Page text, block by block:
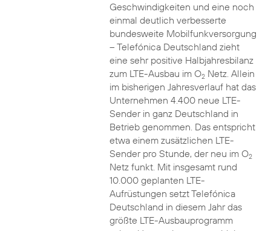
Geschwindigkeiten und eine noch
einmal deutlich verbesserte
bundesweite Mobilfunkversorgung
– Telefónica Deutschland zieht
eine sehr positive Halbjahresbilanz
zum LTE-Ausbau im O2Netz. Allein
im bisherigen Jahresverlauf hat das
Unternehmen 4.400 neue LTE-
Sender in ganz Deutschland in
Betrieb genommen. Das entspricht
etwa einem zusätzlichen LTE-
Sender pro Stunde, der neu im O2
Netz funkt. Mit insgesamt rund
10.000 geplanten LTE-
Aufrüstungen setzt Telefónica
Deutschland in diesem Jahr das
größte LTE-Ausbauprogramm